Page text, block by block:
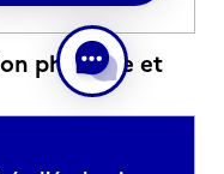
physique et